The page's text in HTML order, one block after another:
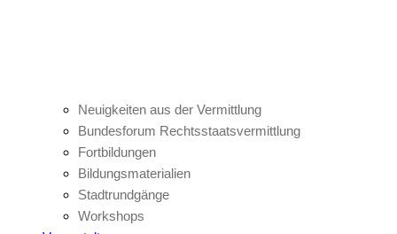
Neuigkeiten aus der Vermittlung
Bundesforum Rechtsstaatsvermittlung
Fortbildungen
Bildungsmaterialien
Stadtrundgänge
Workshops